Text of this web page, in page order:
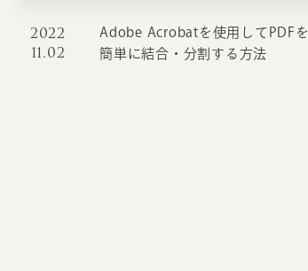
オフィス紹介・会社概要
2022
11.02
Adobe Acrobatを使用してPDFを
簡単に結合・分割する方法